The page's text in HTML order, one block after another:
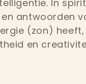
In
antwoorden
(zon)
en